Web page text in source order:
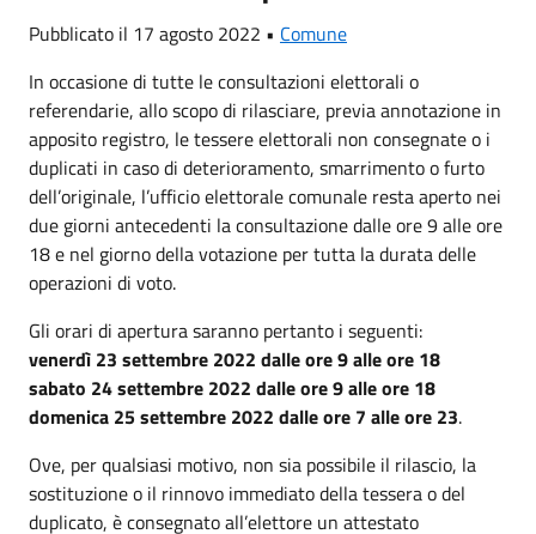
Pubblicato il 17 agosto 2022 • Comune
In occasione di tutte le consultazioni elettorali o
referendarie, allo scopo di rilasciare, previa annotazione in
apposito registro, le tessere elettorali non consegnate o i
duplicati in caso di deterioramento, smarrimento o furto
dell’originale, l’ufficio elettorale comunale resta aperto nei
due giorni antecedenti la consultazione dalle ore 9 alle ore
18 e nel giorno della votazione per tutta la durata delle
operazioni di voto.
Gli orari di apertura saranno pertanto i seguenti:
venerdì 23 settembre 2022 dalle ore 9 alle ore 18
sabato 24 settembre 2022 dalle ore 9 alle ore 18
domenica 25 settembre 2022 dalle ore 7 alle ore 23.
Ove, per qualsiasi motivo, non sia possibile il rilascio, la
sostituzione o il rinnovo immediato della tessera o del
duplicato, è consegnato all’elettore un attestato